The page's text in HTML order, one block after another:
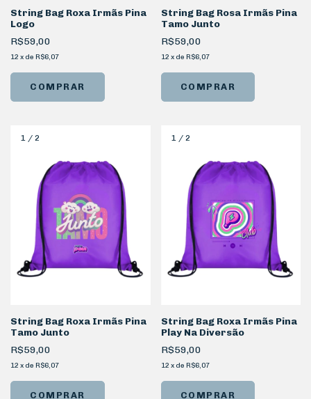
String Bag Roxa Irmãs Pina
Logo
R$59,00
12 x de R$6,07
String Bag Rosa Irmãs Pina
Tamo Junto
R$59,00
12 x de R$6,07
1 / 2
String Bag Roxa Irmãs Pina
Tamo Junto
R$59,00
12 x de R$6,07
1 / 2
String Bag Roxa Irmãs Pina
Play Na Diversão
R$59,00
12 x de R$6,07